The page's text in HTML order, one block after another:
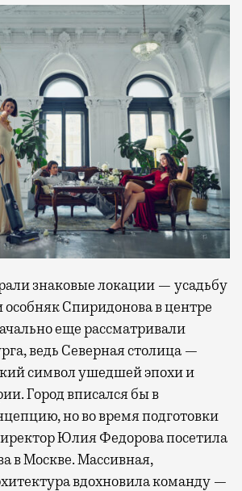
знаковые локации — усадьбу
особняк Спиридонова в центре
еще рассматривали
ведь Северная столица —
символ ушедшей эпохи и
Город вписался бы в
но во время подготовки
Юлия Федорова посетила
в Москве. Массивная,
вдохновила команду —